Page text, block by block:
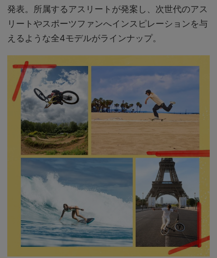
発表。所属するアスリートが発案し、次世代のアス
リートやスポーツファンへインスピレーションを与
えるような全4モデルがラインナップ。